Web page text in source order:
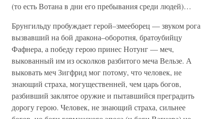
(то есть Вотана в дни его пребывания среди людей)…
Брунгильду пробуждает герой–змееборец — звуком рога
вызвавший на бой дракона–оборотня, братоубийцу
Фафнера, а победу герою принес Нотунг — меч,
выкованный им из осколков разбитого меча Вельзе. А
выковать меч Зигфрид мог потому, что человек, не
знающий страха, могущественней, чем царь богов,
разбивший заклятое оружие и пытавшийся преградить
дорогу герою. Человек, не знающий страха, сильнее